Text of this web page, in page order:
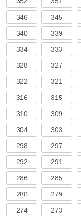
346 345
340 339
334 333
328 327
322 321
316 315
310 309
304 303
298 297
292 291
286 285
280 279
274 273